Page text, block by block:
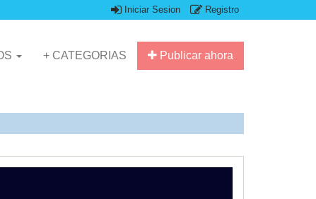
Iniciar Sesion Registro
Publicar ahora
+ CATEGORIAS